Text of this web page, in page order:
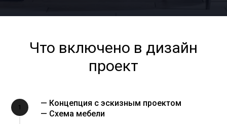
Что включено в дизайн
проект
1
— Концепция с эскизным проектом
— Схема мебели